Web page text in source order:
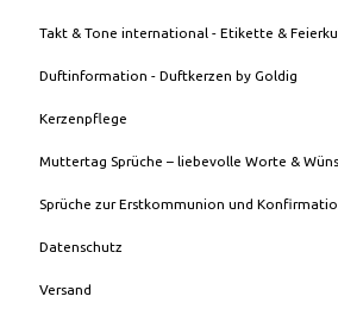
Takt & Tone international - Etikette &
Duftinformation - Duftkerzen by Goldig
Kerzenpflege
Muttertag Sprüche – liebevolle Worte &
Sprüche zur Erstkommunion und
Datenschutz
Versand